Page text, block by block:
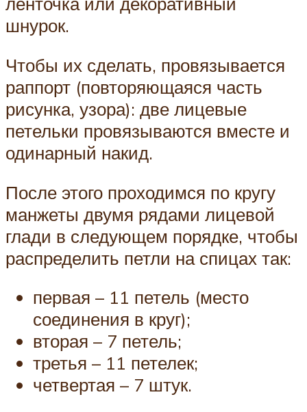
шнурок.
Чтобы их сделать, провязывается
раппорт (повторяющаяся часть
рисунка, узора): две лицевые
петельки провязываются вместе и
одинарный накид.
После этого проходимся по кругу
манжеты двумя рядами лицевой
глади в следующем порядке, чтобы
распределить петли на спицах так:
первая – 11 петель (место
соединения в круг);
вторая – 7 петель;
третья – 11 петелек;
четвертая – 7 штук.